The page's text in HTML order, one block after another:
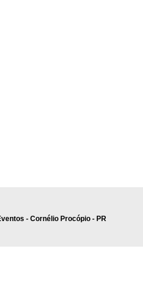
- Cornélio Procópio - PR